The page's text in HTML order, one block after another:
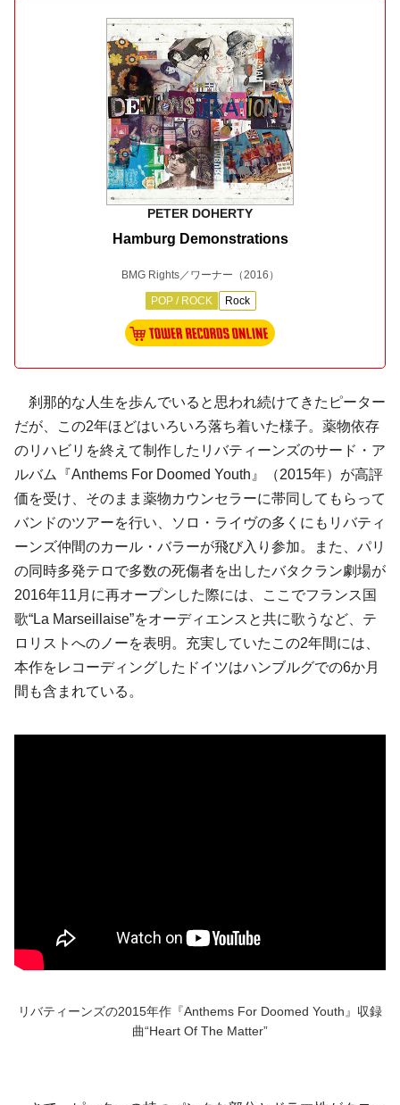
PETER DOHERTY
Hamburg Demonstrations
BMG Rights／ワーナー （2016）
POP / ROCK Rock
刹那的な人生を歩んでいると思われ続けてきたピーター
だが、この2年ほどはいろいろ落ち着いた様子。薬物依存
のリハビリを終えて制作した リバティーンズのサード・ア
ルバム『Anthems For Doomed Youth』（2015年）が高評
価を受け、そのまま薬物カウンセラーに帯同してもらって
バンドのツアーを行い、ソロ・ライヴの多くにもリバティ
ーンズ仲間のカール・バラーが飛び入り参加。また、パリ
の同時多発テロで多数の死傷者を出したバタクラン劇場が
2016年11月に再オープンした際には、ここでフランス国
歌“La Marseillaise”をオーディエンスと共に歌うなど、テ
ロリストへのノーを表明。充実していたこの2年間には、
本作をレコーディングしたドイツはハンブルグでの6か月
間も含まれている。
リバティーンズの2015年作『Anthems For Doomed Youth』収録
曲“Heart Of The Matter”